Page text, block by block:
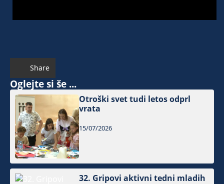
Share
Oglejte si še ...
Otroški svet tudi letos odprl
vrata
15/07/2026
32. Gripovi aktivni tedni mladih